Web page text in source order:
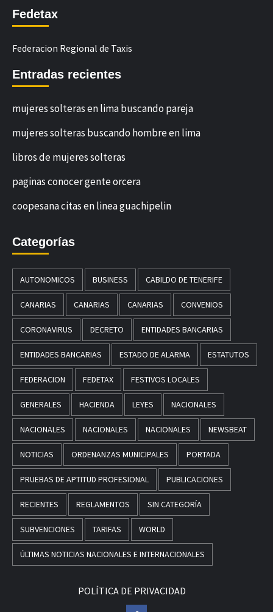
Fedetax
Federacion Regional de Taxis
Entradas recientes
mujeres solteras en lima buscando pareja
mujeres solteras buscando hombre en lima
libros de mujeres solteras
paginas conocer gente orcera
coopesana citas en linea guachipelin
Categorías
AUTONOMICOS BUSINESS CABILDO DE TENERIFE
CANARIAS CANARIAS CANARIAS CONVENIOS
CORONAVIRUS DECRETO ENTIDADES BANCARIAS
ENTIDADES BANCARIAS ESTADO DE ALARMA ESTATUTOS
FEDERACION FEDETAX FESTIVOS LOCALES
GENERALES HACIENDA LEYES NACIONALES
NACIONALES NACIONALES NACIONALES NEWSBEAT
NOTICIAS ORDENANZAS MUNICIPALES PORTADA
PRUEBAS DE APTITUD PROFESIONAL PUBLICACIONES
RECIENTES REGLAMENTOS SIN CATEGORÍA
SUBVENCIONES TARIFAS WORLD
ÚLTIMAS NOTICIAS NACIONALES E INTERNACIONALES
POLÍTICA DE PRIVACIDAD